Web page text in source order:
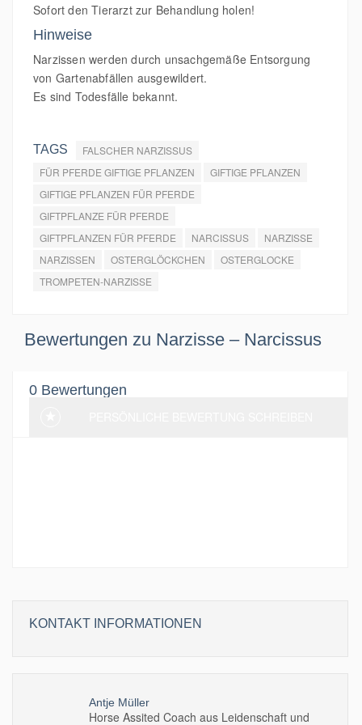
Sofort den Tierarzt zur Behandlung holen!
Hinweise
Narzissen werden durch unsachgemäße Entsorgung
von Gartenabfällen ausgewildert.
Es sind Todesfälle bekannt.
TAGS
FALSCHER NARZISSUS
FÜR PFERDE GIFTIGE PFLANZEN
GIFTIGE PFLANZEN
GIFTIGE PFLANZEN FÜR PFERDE
GIFTPFLANZE FÜR PFERDE
GIFTPFLANZEN FÜR PFERDE
NARCISSUS
NARZISSE
NARZISSEN
OSTERGLÖCKCHEN
OSTERGLOCKE
TROMPETEN-NARZISSE
Bewertungen zu Narzisse – Narcissus
0 Bewertungen
KONTAKT INFORMATIONEN
Antje Müller
Horse Assited Coach aus Leidenschaft und